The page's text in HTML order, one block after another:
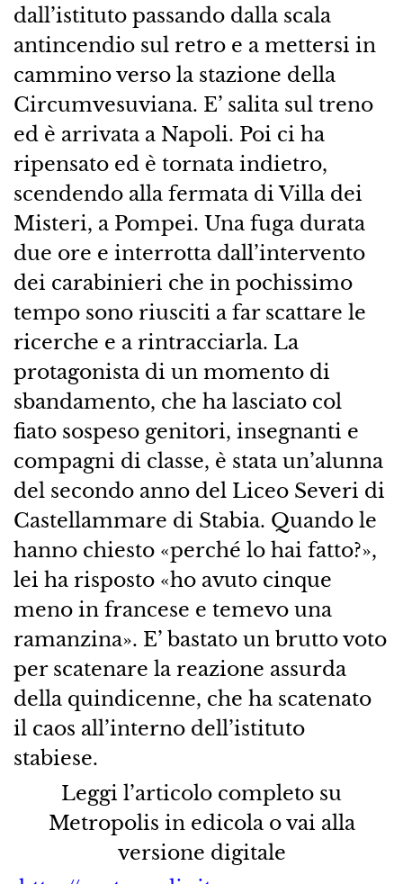
dall’istituto passando dalla scala
antincendio sul retro e a mettersi in
cammino verso la stazione della
Circumvesuviana. E’ salita sul treno
ed è arrivata a Napoli. Poi ci ha
ripensato ed è tornata indietro,
scendendo alla fermata di Villa dei
Misteri, a Pompei. Una fuga durata
due ore e interrotta dall’intervento
dei carabinieri che in pochissimo
tempo sono riusciti a far scattare le
ricerche e a rintracciarla. La
protagonista di un momento di
sbandamento, che ha lasciato col
fiato sospeso genitori, insegnanti e
compagni di classe, è stata un’alunna
del secondo anno del Liceo Severi di
Castellammare di Stabia. Quando le
hanno chiesto «perché lo hai fatto?»,
lei ha risposto «ho avuto cinque
meno in francese e temevo una
ramanzina». E’ bastato un brutto voto
per scatenare la reazione assurda
della quindicenne, che ha scatenato
il caos all’interno dell’istituto
stabiese.
Leggi l’articolo completo su
Metropolis in edicola o vai alla
versione digitale